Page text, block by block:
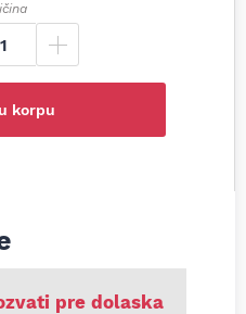
korpu
auspuha 64x150 L210
pre dolaska